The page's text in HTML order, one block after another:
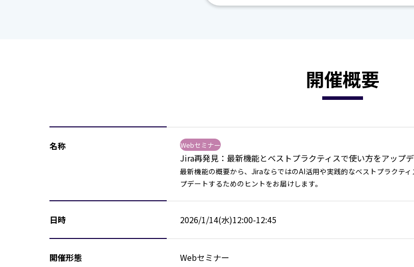
開催概要
名称 Webセミナー
Jira再発見：最新機能とベストプラクティスで使い方をアップ
最新機能の概要から、JiraならではのAI活用や実践的なベストプラクテ
プデートするためのヒントをお届けします。
日時 2026/1/14(水)12:00-12:45
開催形態
Webセミナー